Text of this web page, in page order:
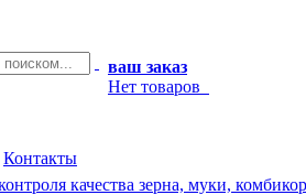
ваш заказ
Нет товаров
Контакты
качества зерна, муки,